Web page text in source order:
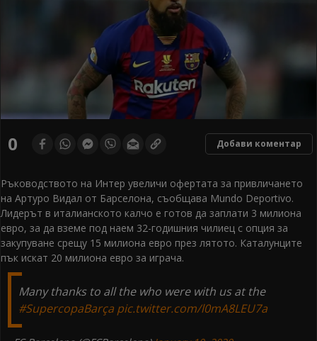
0 Добави коментар
Ръководството на Интер увеличи офертата за привличането
на Артуро Видал от Барселона, съобщава Mundo Deportivo.
Лидерът в италианското калчо е готов да заплати 3 милиона
евро, за да вземе под наем 32-годишния чилиец с опция за
закупуване срещу 15 милиона евро през лятото. Каталунците
пък искат 20 милиона евро за играча.
Many thanks to all the who were with us at the
#SupercopaBarça pic.twitter.com/l0mA8LEU7a